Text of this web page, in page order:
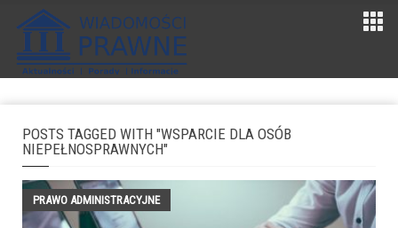
POSTS TAGGED WITH "WSPARCIE DLA OSÓB
NIEPEŁNOSPRAWNYCH"
PRAWO ADMINISTRACYJNE